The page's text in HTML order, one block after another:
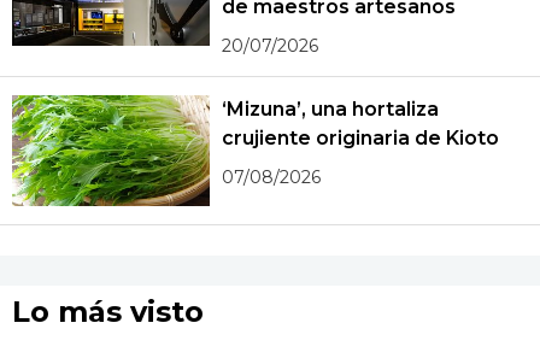
de maestros artesanos
20/07/2026
‘Mizuna’, una hortaliza
crujiente originaria de Kioto
07/08/2026
Lo más visto